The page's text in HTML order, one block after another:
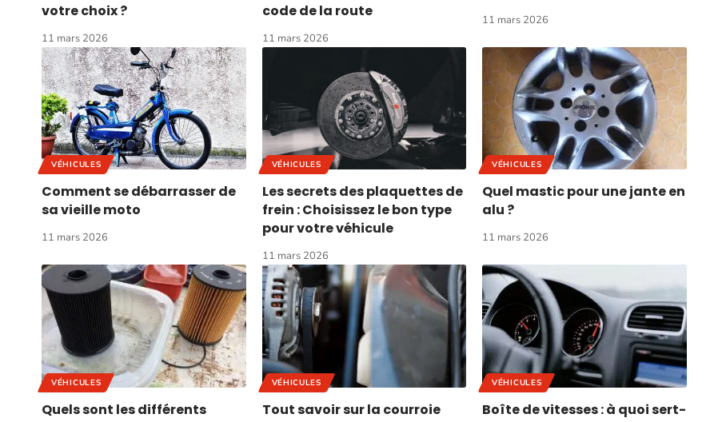
votre choix ?
11 mars 2026
code de la route
11 mars 2026
11 mars 2026
VÉHICULES
Comment se débarrasser de
sa vieille moto
11 mars 2026
VÉHICULES
Les secrets des plaquettes de
frein : Choisissez le bon type
pour votre véhicule
11 mars 2026
VÉHICULES
Quel mastic pour une jante en
alu ?
11 mars 2026
VÉHICULES
Quels sont les différents
VÉHICULES
Tout savoir sur la courroie
VÉHICULES
Boîte de vitesses : à quoi sert-